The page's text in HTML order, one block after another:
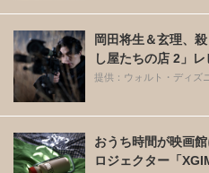
岡田将生＆玄理、
し屋たちの店 2」レ
提供：ウォルト・ディズ
おうち時間が映画
ロジェクター「